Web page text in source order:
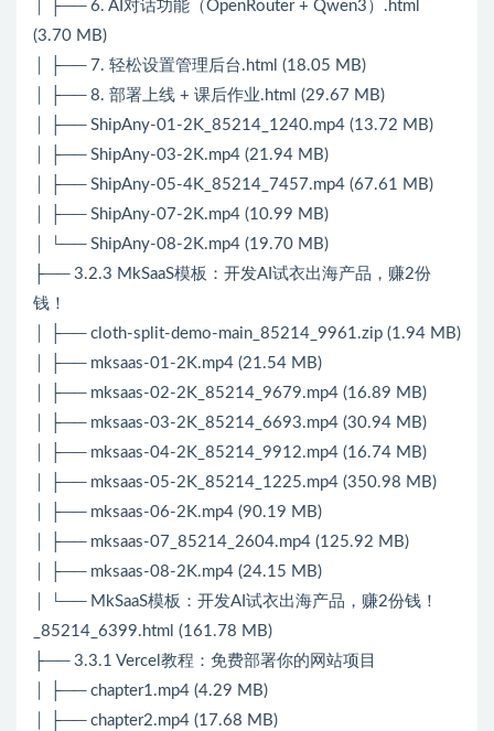
│ ├── 6. AI对话功能（OpenRouter + Qwen3）.html
(3.70 MB)
│ ├── 7. 轻松设置管理后台.html (18.05 MB)
│ ├── 8. 部署上线 + 课后作业.html (29.67 MB)
│ ├── ShipAny-01-2K_85214_1240.mp4 (13.72 MB)
│ ├── ShipAny-03-2K.mp4 (21.94 MB)
│ ├── ShipAny-05-4K_85214_7457.mp4 (67.61 MB)
│ ├── ShipAny-07-2K.mp4 (10.99 MB)
│ └── ShipAny-08-2K.mp4 (19.70 MB)
├── 3.2.3 MkSaaS模板：开发AI试衣出海产品，赚2份
钱！
│ ├── cloth-split-demo-main_85214_9961.zip (1.94 MB)
│ ├── mksaas-01-2K.mp4 (21.54 MB)
│ ├── mksaas-02-2K_85214_9679.mp4 (16.89 MB)
│ ├── mksaas-03-2K_85214_6693.mp4 (30.94 MB)
│ ├── mksaas-04-2K_85214_9912.mp4 (16.74 MB)
│ ├── mksaas-05-2K_85214_1225.mp4 (350.98 MB)
│ ├── mksaas-06-2K.mp4 (90.19 MB)
│ ├── mksaas-07_85214_2604.mp4 (125.92 MB)
│ ├── mksaas-08-2K.mp4 (24.15 MB)
│ └── MkSaaS模板：开发AI试衣出海产品，赚2份钱！
_85214_6399.html (161.78 MB)
├── 3.3.1 Vercel教程：免费部署你的网站项目
│ ├── chapter1.mp4 (4.29 MB)
│ ├── chapter2.mp4 (17.68 MB)